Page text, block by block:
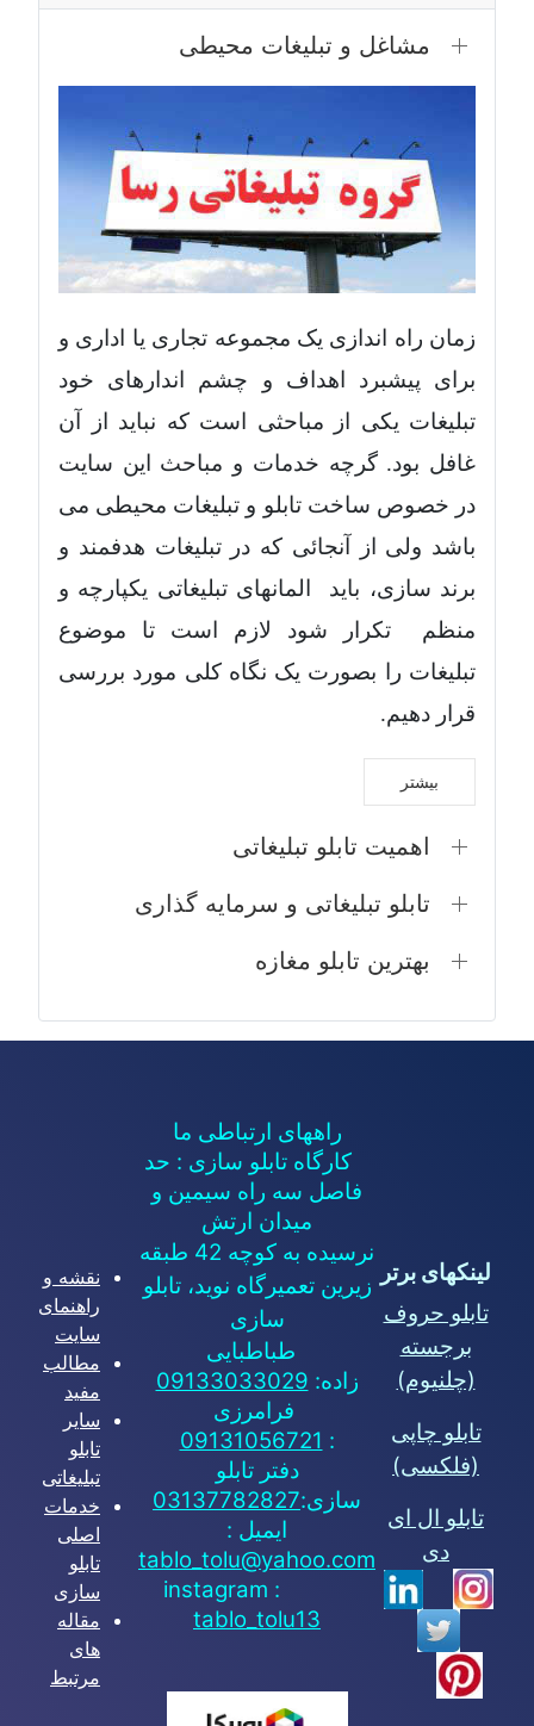
مشاغل و تبلیغات محیطی
زمان راه اندازی یک مجموعه تجاری یا اداری و
برای پیشبرد اهداف و چشم اندارهای خود
تبلیغات یکی از مباحثی است که نباید از آن
غافل بود. گرچه خدمات و مباحث این سایت
در خصوص ساخت تابلو و تبلیغات محیطی می
باشد ولی از آنجائی که در تبلیغات هدفمند و
برند سازی، باید المانهای تبلیغاتی یکپارچه و
منظم تکرار شود لازم است تا موضوع
تبلیغات را بصورت یک نگاه کلی مورد بررسی
قرار دهیم.
بیشتر
اهمیت تابلو تبلیغاتی
تابلو تبلیغاتی و سرمایه گذاری
بهترین تابلو مغازه
لینکهای برتر
تابلو حروف
برجسته
(چلنیوم)
تابلو چاپی
(فلکسی)
تابلو ال ای
دی
راههای ارتباطی ما
کارگاه تابلو سازی : حد
فاصل سه راه سیمین و
میدان ارتش
نرسیده به کوچه 42 طبقه
زیرین تعمیرگاه نوید، تابلو
سازی
طباطبایی
زاده: 09133033029
فرامرزی
:
09131056721
دفتر تابلو
سازی:03137782827
ایمیل :
tablo_tolu@yahoo.com
tablo_tolu13
نقشه و
راهنمای
سایت
مطالب
مفید
سایر
تابلو
تبلیغاتی
خدمات
اصلی
تابلو
سازی
مقاله
های
مرتبط